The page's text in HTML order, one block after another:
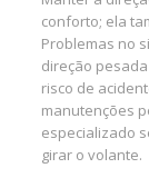
conforto; ela
Problemas no
direção
risco de
manutenções
especializado
girar o volante.